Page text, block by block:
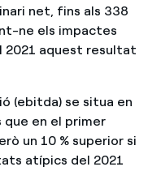
net, fins als 338
ne els impactes
aquest resultat
(ebitda) se situa en
que en el primer
un 10 % superior si
atípics del 2021